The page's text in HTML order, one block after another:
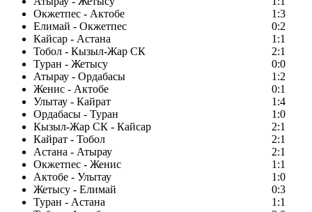
Окжетпес - Актобе
1:3
Елимай - Окжетпес
0:2
Кайсар - Астана
1:1
Тобол - Кызыл-Жар СК
2:1
Туран - Жетысу
0:0
Атырау - Ордабасы
1:2
Женис - Актобе
0:1
Улытау - Кайрат
1:4
Ордабасы - Туран
1:0
Кызыл-Жар СК - Кайсар
2:1
Кайрат - Тобол
2:1
Астана - Атырау
2:1
Окжетпес - Женис
1:1
Актобе - Улытау
1:0
Жетысу - Елимай
0:3
Туран - Астана
1:1